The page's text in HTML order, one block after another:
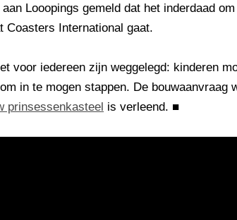
Looopings gemeld dat het inderdaad
Coasters International gaat.
voor iedereen zijn weggelegd: kinderen
in te mogen stappen. De bouwaanvraag
prinsessenkasteel is verleend. ■